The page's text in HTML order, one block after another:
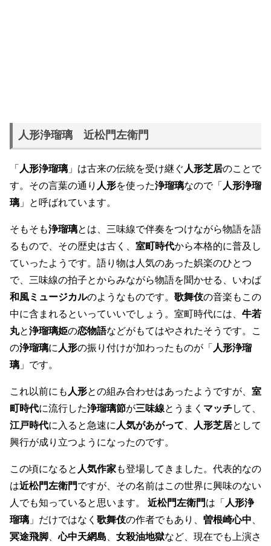
人形浄瑠璃 近松門左衛門
「 人形浄瑠璃」は古来の伝統を受け継ぐ 人形芝居のことで
す。その言葉の通り 人形を使った浄瑠璃なので「 人形浄瑠
璃」と呼ばれています。
そもそも浄瑠璃とは、三味線で伴奏をつけながら物語を語
るもので、その歴史は古く、 室町時代から本格的に普及し
ていったようです。語り物は人気のあった娯楽のひとつ
で、三味線の拍子とからみながら物語を聞かせる、いわば
和風ミュージカルのようなものです。 歌舞伎の音楽もこの
中に含まれるといっていいでしょう。室町時代には、 牛若
丸と浄瑠璃姫の恋物語などがもてはやされたそうです。こ
の浄瑠璃に 人形の振り付けが加わったものが「 人形浄瑠
璃」です。
これ以前にも 人形との組み合わせはあったようですが、 室
町時代に流行した浄瑠璃節が三味線とうまく マッチして、
江戸時代に入ると急速に 人気があがって 人形芝居として
興行が成り立つようになったのです。
この頃になると 人気作家も登場してきました。代表的なの
は近松門左衛門ですが、その名前はこの世界に興味のない
人でも知っていると思います。 近松門左衛門は「 人形浄
瑠璃」だけではなく 歌舞伎の作者でもあり、 曽根崎心中
冥途飛脚、心中天網島 女殺油地獄など、現在でも上演さ